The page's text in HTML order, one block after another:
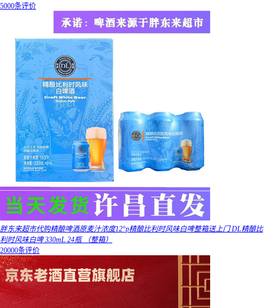
5000条评价
胖东来超市代购精酿啤酒原麦汁浓度12°p精酿比利时风味白啤整箱送上门 DL精酿比
利时风味白啤 330mL 24瓶 （整箱）
20000条评价